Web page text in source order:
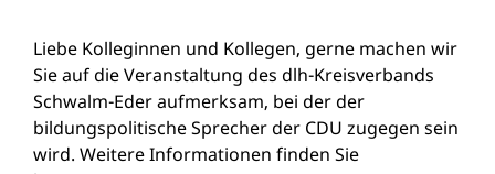
Liebe Kolleginnen und Kollegen, gerne machen wir
Sie auf die Veranstaltung des dlh-Kreisverbands
Schwalm-Eder aufmerksam, bei der der
bildungspolitische Sprecher der CDU zugegen sein
wird. Weitere Informationen finden Sie